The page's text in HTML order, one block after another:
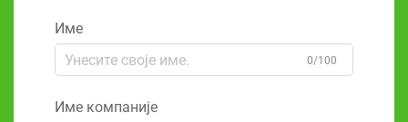
Име
0/100
Име компаније